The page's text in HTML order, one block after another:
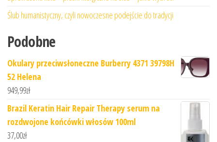
Ślub humanistyczny, czyli nowoczesne podejście do tradycji
Podobne
Okulary przeciwsłoneczne Burberry 4371 39798H
52 Helena
949,99zł
Brazil Keratin Hair Repair Therapy serum na
rozdwojone końcówki włosów 100ml
37,00zł